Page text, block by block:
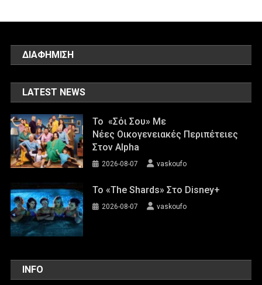
ΔΙΑΦΗΜΙΣΗ
LATEST NEWS
Το «Σόι Σου» Με
Νέες Οικογενειακές Περιπέτειες
Στον Alpha
2026-08-07 vaskoufo
To «The Shards» Στο Disney+
2026-08-07 vaskoufo
INFO